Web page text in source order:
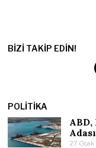
BIZI TAKIP EDIN!
POLITIKA
ABD,
27